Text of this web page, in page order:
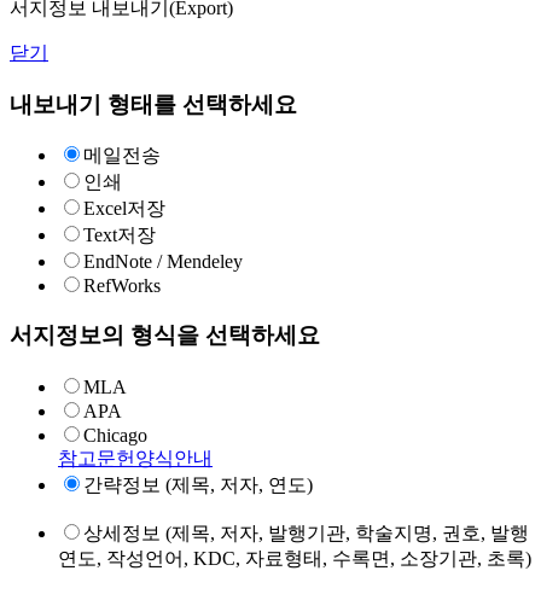
서지정보 내보내기(Export)
닫기
내보내기 형태를 선택하세요
메일전송
인쇄
Excel저장
Text저장
EndNote / Mendeley
RefWorks
서지정보의 형식을 선택하세요
MLA
APA
Chicago
참고문헌양식안내
간략정보 (제목, 저자, 연도)
상세정보 (제목, 저자, 발행기관, 학술지명, 권호, 발행
연도, 작성언어, KDC, 자료형태, 수록면, 소장기관, 초록)